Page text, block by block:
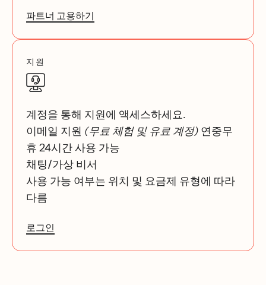
파트너 고용하기
지원
계정을 통해 지원에 액세스하세요.
이메일 지원 (무료 체험 및 유료 계정) 연중무
휴 24시간 사용 가능
채팅/가상 비서
사용 가능 여부는 위치 및 요금제 유형에 따라
다름
로그인